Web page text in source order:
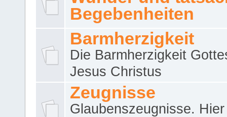
Begebenheiten
Barmherzigkeit
Die Barmherzigkeit
Jesus Christus
Zeugnisse
Glaubenszeugnisse.